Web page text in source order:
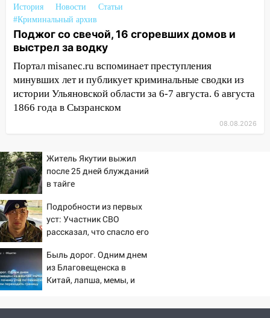
новых аппаратов ИВЛ
16:51 В Чердаклинском районе
ремонтируют дороги, ставят остановки
и проводят новое освещение
16:35 В Ульяновске установили ещё
девять бункеров для крупногабаритного
мусора
В Ульяновске бесплатно покажут
16:12
В Ульяновском госуниверситете
разработают отечественный прибор для
цифровой ПЦР
15:47
Ульяновцы могут вернуть деньги
за абонементы закрывшегося фитнес-
клуба «Рекорд-Fitness»
15:34
После вмешательства
прокуратуры в селах Ульяновской
области привели в порядок детские
История Новости
Статьи
#Криминальный архив
Поджог со свечой, 16 сгоревших домов и
выстрел за водку
Портал misanec.ru вспоминает преступления
минувших лет и публикует криминальные сводки из
истории Ульяновской области за 6-7 августа. 6 августа
1866 года в Сызранском
08.08.2026
Житель Якутии выжил
после 25 дней блужданий
в тайге
Подробности из первых
уст: Участник СВО
рассказал, что спасло его
Быль дорог. Одним днем
из Благовещенска в
Китай, лапша, мемы, и